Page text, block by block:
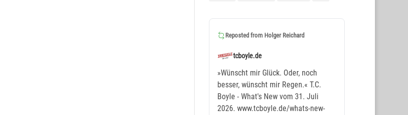
Reposted from Holger Reichard
tcboyle.de
»Wünscht mir Glück. Oder, noch
besser, wünscht mir Regen.« T.C.
Boyle - What's New vom 31. Juli
2026. www.tcboyle.de/whats-new-